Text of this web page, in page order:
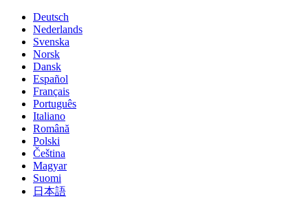
Deutsch
Nederlands
Svenska
Norsk
Dansk
Español
Français
Português
Italiano
Română
Polski
Čeština
Magyar
Suomi
日本語